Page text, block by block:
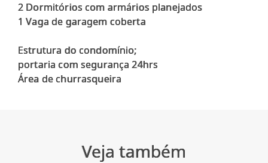
2 Dormitórios com armários planejados
1 Vaga de garagem coberta
Estrutura do condomínio;
portaria com segurança 24hrs
Veja também